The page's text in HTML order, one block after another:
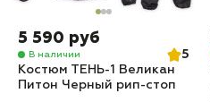
5 590 руб
В наличии
5
Костюм ТЕНЬ-1 Великан
Питон Черный рип-стоп